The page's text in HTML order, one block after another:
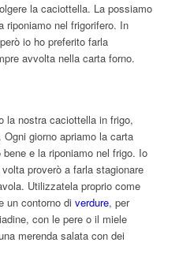
la caciottella. La possiamo
riponiamo nel frigorifero. In
io ho preferito farla
avvolta nella carta forno.
la nostra caciottella in frigo,
giorno apriamo la carta
e la riponiamo nel frigo. Io
proverò a farla stagionare
Utilizzatela proprio come
un contorno di verdure, per
con le pere o il miele
merenda salata con dei